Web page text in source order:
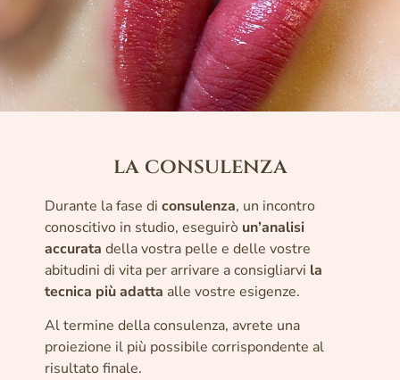
la consulenza
Durante la fase di consulenza, un incontro
conoscitivo in studio, eseguirò un’analisi
accurata della vostra pelle e delle vostre
abitudini di vita per arrivare a consigliarvi la
tecnica più adatta alle vostre esigenze.
Al termine della consulenza, avrete una
proiezione il più possibile corrispondente al
risultato finale.